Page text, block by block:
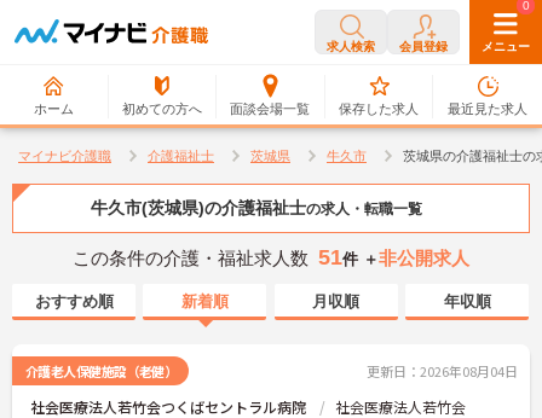
求人検索 会員登録 メニュー
ホーム 初めての方へ 面談会場一覧
0
保存した求人
0
最近見た求人
マイナビ介護職 介護福祉士 茨城県 牛久市 茨城県の介護福祉士の
牛久市(茨城県)の介護福祉士の求人・転職一覧
この条件の介護・福祉求人数 51件 ＋非公開求人
おすすめ順 新着順 月収順 年収順
介護老人保健施設（老健） 更新日：2026年08月04日
社会医療法人若竹会つくばセントラル病院 社会医療法人若竹会